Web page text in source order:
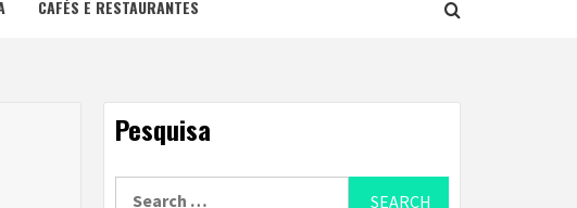
CAFÉS E RESTAURANTES
Pesquisa